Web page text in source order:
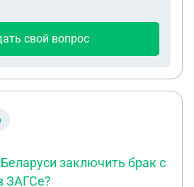
свой вопрос
заключить брак с
ЗАГСе?